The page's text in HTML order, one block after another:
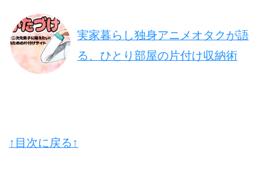
実家暮らし独身アニメオタクが語
る、ひとり部屋の片付け収納術
↑目次に戻る↑